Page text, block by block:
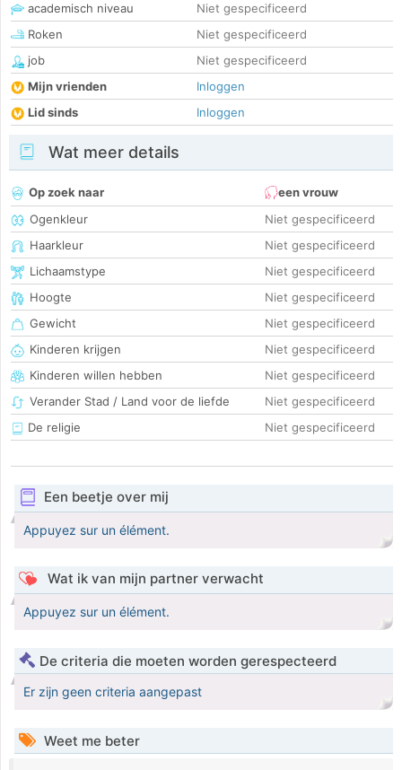
academisch niveau
Niet gespecificeerd
Roken
Niet gespecificeerd
job
Niet gespecificeerd
Mijn vrienden
Inloggen
Lid sinds
Inloggen
Wat meer details
Op zoek naar
een vrouw
Ogenkleur
Niet gespecificeerd
Haarkleur
Niet gespecificeerd
Lichaamstype
Niet gespecificeerd
Hoogte
Niet gespecificeerd
Gewicht
Niet gespecificeerd
Kinderen krijgen
Niet gespecificeerd
Kinderen willen hebben
Niet gespecificeerd
Verander Stad / Land voor de liefde
Niet gespecificeerd
De religie
Niet gespecificeerd
Een beetje over mij
Appuyez sur un élément.
Wat ik van mijn partner verwacht
Appuyez sur un élément.
De criteria die moeten worden gerespecteerd
Er zijn geen criteria aangepast
Weet me beter